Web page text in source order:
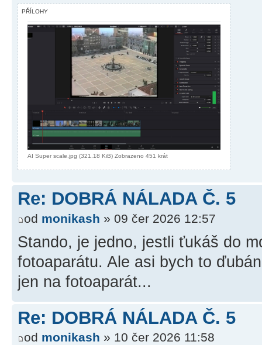
PŘÍLOHY
AI Super scale.jpg (321.18 KiB) Zobrazeno 451 krát
Re: DOBRÁ NÁLADA Č. 5
od monikash » 09 čer 2026 12:57
Stando, je jedno, jestli ťukáš do
fotoaparátu. Ale asi bych to
jen na fotoaparát...
Re: DOBRÁ NÁLADA Č. 5
od monikash » 10 čer 2026 11:58